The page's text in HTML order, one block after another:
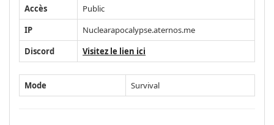
Accès
Public
IP
Nuclearapocalypse.aternos.me
Discord
Visitez le lien ici
Mode Survival